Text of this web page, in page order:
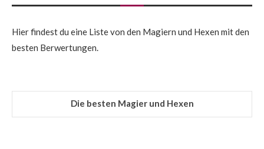
Hier findest du eine Liste von den Magiern und Hexen mit den
besten Berwertungen.
Die besten Magier und Hexen